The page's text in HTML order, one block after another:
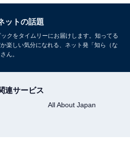
ットの話題
クをタイムリーにお届けします。知ってる
楽しい気分になれる、ネット発「知ら（な
ん。
連サービス
All About Japan